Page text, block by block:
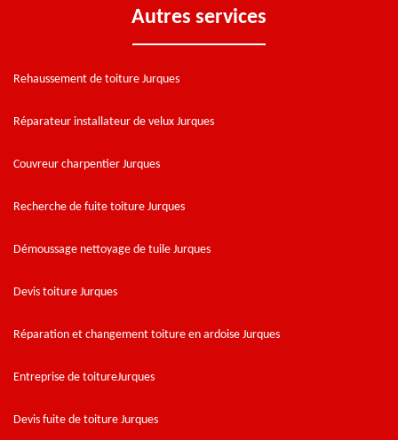
Autres services
Rehaussement de toiture Jurques
Réparateur installateur de velux Jurques
Couvreur charpentier Jurques
Recherche de fuite toiture Jurques
Démoussage nettoyage de tuile Jurques
Devis toiture Jurques
Réparation et changement toiture en ardoise Jurques
Entreprise de toitureJurques
Devis fuite de toiture Jurques